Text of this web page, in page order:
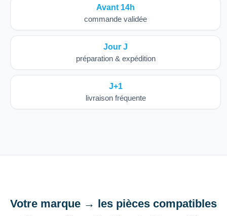
Avant 14h
commande validée
Jour J
préparation & expédition
J+1
livraison fréquente
Votre marque → les pièces compatibles